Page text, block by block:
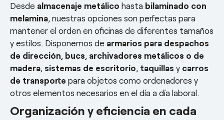
Desde almacenaje metálico hasta bilaminado con
melamina, nuestras opciones son perfectas para
mantener el orden en oficinas de diferentes tamaños
y estilos. Disponemos de armarios para despachos
de dirección, bucs, archivadores metálicos o de
madera, sistemas de escritorio, taquillas y carros
de transporte para objetos como ordenadores y
otros elementos necesarios en el día a día laboral.
Organización y eficiencia en cada